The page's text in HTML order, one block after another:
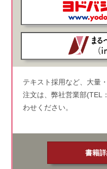
テキスト採用など、大量
注文は、弊社営業部(TEL
わせください。
書籍